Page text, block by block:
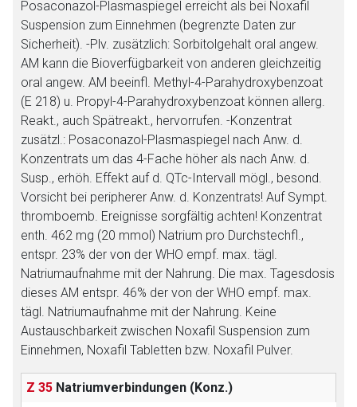
Posaconazol-Plasmaspiegel erreicht als bei Noxafil
Suspension zum Einnehmen (begrenzte Daten zur
Sicherheit). -Plv. zusätzlich: Sorbitolgehalt oral angew.
AM kann die Bioverfügbarkeit von anderen gleichzeitig
oral angew. AM beeinfl. Methyl-4-Parahydroxybenzoat
(E 218) u. Propyl-4-Parahydroxybenzoat können allerg.
Reakt., auch Spätreakt., hervorrufen. -Konzentrat
zusätzl.: Posaconazol-Plasmaspiegel nach Anw. d.
Konzentrats um das 4-Fache höher als nach Anw. d.
Susp., erhöh. Effekt auf d. QTc-Intervall mögl., besond.
Vorsicht bei peripherer Anw. d. Konzentrats! Auf Sympt.
thromboemb. Ereignisse sorgfältig achten! Konzentrat
enth. 462 mg (20 mmol) Natrium pro Durchstechfl.,
entspr. 23% der von der WHO empf. max. tägl.
Natriumaufnahme mit der Nahrung. Die max. Tagesdosis
dieses AM entspr. 46% der von der WHO empf. max.
tägl. Natriumaufnahme mit der Nahrung. Keine
Austauschbarkeit zwischen Noxafil Suspension zum
Einnehmen, Noxafil Tabletten bzw. Noxafil Pulver.
Z 35 Natriumverbindungen (Konz.)
Aufruf einer externen Seite
Der von Ihnen aufgerufene Link öffnet eine externe Web-
Seite. Für die Inhalte der externen Web-Seite ist deren
Betreiber verantwortlich. Ebenso gelten dort ggf. andere
Datenschutzbestimmungen.
Zurück zur rote-liste.de Zur Seite